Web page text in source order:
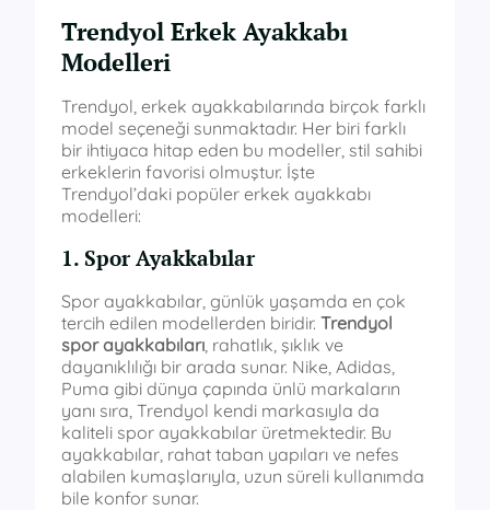
Trendyol Erkek Ayakkabı
Modelleri
Trendyol, erkek ayakkabılarında birçok farklı
model seçeneği sunmaktadır. Her biri farklı
bir ihtiyaca hitap eden bu modeller, stil sahibi
erkeklerin favorisi olmuştur. İşte
Trendyol’daki popüler erkek ayakkabı
modelleri:
1. Spor Ayakkabılar
Spor ayakkabılar, günlük yaşamda en çok
tercih edilen modellerden biridir. Trendyol
spor ayakkabıları , rahatlık, şıklık ve
dayanıklılığı bir arada sunar. Nike, Adidas,
Puma gibi dünya çapında ünlü markaların
yanı sıra, Trendyol kendi markasıyla da
kaliteli spor ayakkabılar üretmektedir. Bu
ayakkabılar, rahat taban yapıları ve nefes
alabilen kumaşlarıyla, uzun süreli kullanımda
bile konfor sunar.